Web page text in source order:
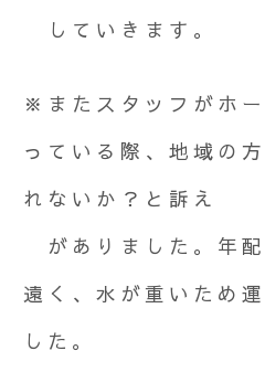
していきます。
※またスタッフがホ
っている際、地域の
れないか？と訴え
がありました。年
遠く、水が重いため
した。